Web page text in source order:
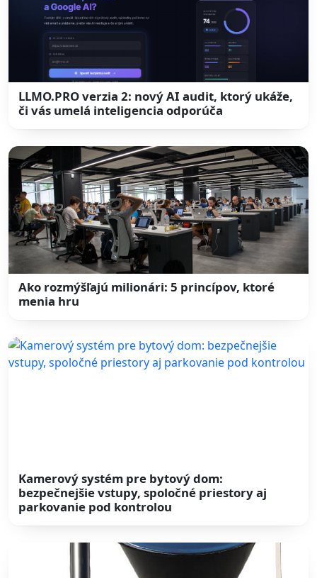
LLMO.PRO verzia 2: nový AI audit, ktorý ukáže,
či vás umelá inteligencia odporúča
Ako rozmýšľajú milionári: 5 princípov, ktoré
menia hru
Kamerový systém pre bytový dom:
bezpečnejšie vstupy, spoločné priestory aj
parkovanie pod kontrolou